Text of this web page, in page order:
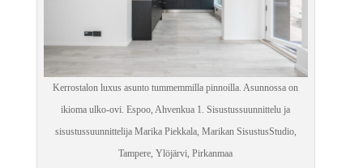
Kerrostalon luxus asunto tummemmilla pinnoilla. Asunnossa on
ikioma ulko-ovi. Espoo, Ahvenkua 1. Sisustussuunnittelu ja
sisustussuunnittelija Marika Piekkala, Marikan SisustusStudio,
Tampere, Ylöjärvi, Pirkanmaa